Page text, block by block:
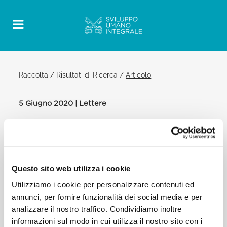
Questo sito web utilizza i cookie
Utilizziamo i cookie per personalizzare contenuti ed
annunci, per fornire funzionalità dei social media e per
analizzare il nostro traffico. Condividiamo inoltre
informazioni sul modo in cui utilizza il nostro sito con i
Raccolta / Risultati di Ricerca /Articolo
5 Giugno 2020 | Lettere
PDF
REPUBBLICA DI COLOMBIA IN
OCCASIONE DELLA GIORNATA
MONDIALE DELL’AMBIENTE
VATICANO